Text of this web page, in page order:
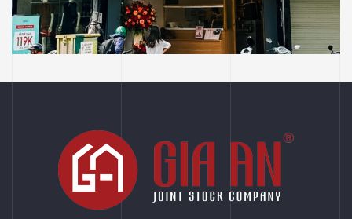
KOI THÉ
Thi Công Công Trình KOI The Tại 377 Cầu